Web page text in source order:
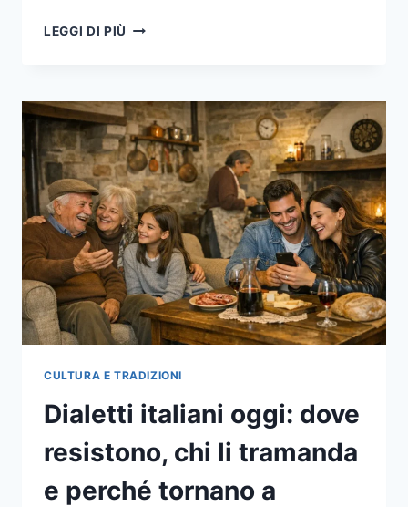
LEGGI DI PIÙ LICEI
OBBLIGATORIO,
CLASSI
4.0
E
STEM
PIÙ
PRATICHE,
COSA
STA
CAMBIANDO
DAVVERO
CULTURA E TRADIZIONI
Dialetti italiani oggi: dove
resistono, chi li tramanda
e perché tornano a